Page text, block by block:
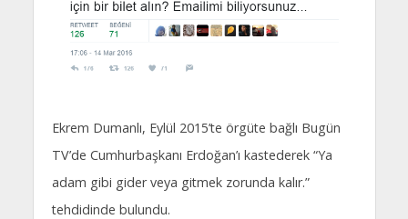
Ekrem Dumanlı, Eylül 2015’te örgüte bağlı Bugün
TV’de Cumhurbaşkanı Erdoğan’ı kastederek “Ya
adam gibi gider veya gitmek zorunda kalır.”
tehdidinde bulundu.